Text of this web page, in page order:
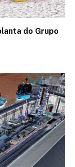
do Grupo